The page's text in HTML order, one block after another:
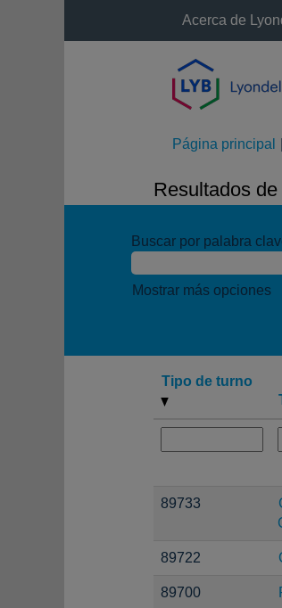
Acerca de
Página principal
Resultados
Buscar por palabra
Mostrar más opciones
Tipo de turno
89733
89722
89700